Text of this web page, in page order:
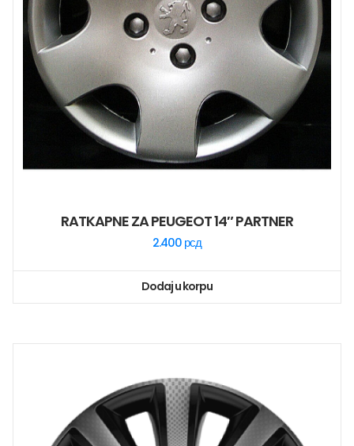
RATKAPNE ZA PEUGEOT 14″ PARTNER
2.400 рсд
Dodaj u korpu